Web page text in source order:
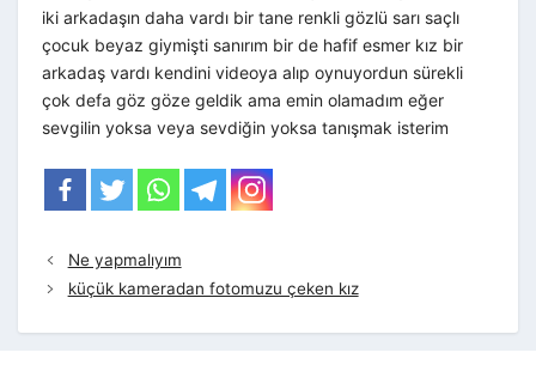
iki arkadaşın daha vardı bir tane renkli gözlü sarı saçlı
çocuk beyaz giymişti sanırım bir de hafif esmer kız bir
arkadaş vardı kendini videoya alıp oynuyordun sürekli
çok defa göz göze geldik ama emin olamadım eğer
sevgilin yoksa veya sevdiğin yoksa tanışmak isterim
Ne yapmalıyım
küçük kameradan fotomuzu çeken kız